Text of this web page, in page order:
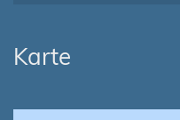
Karte